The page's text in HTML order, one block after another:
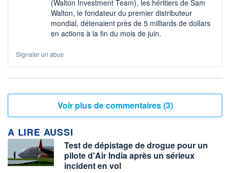
(Walton Investment Team), les héritiers de Sam
Walton, le fondateur du premier distributeur
mondial, détenaient près de 5 milliards de dollars
en actions à la fin du mois de juin.
Signaler un abus
Voir plus de commentaires (3)
A LIRE AUSSI
Test de dépistage de drogue pour un
pilote d'Air India après un sérieux
incident en vol